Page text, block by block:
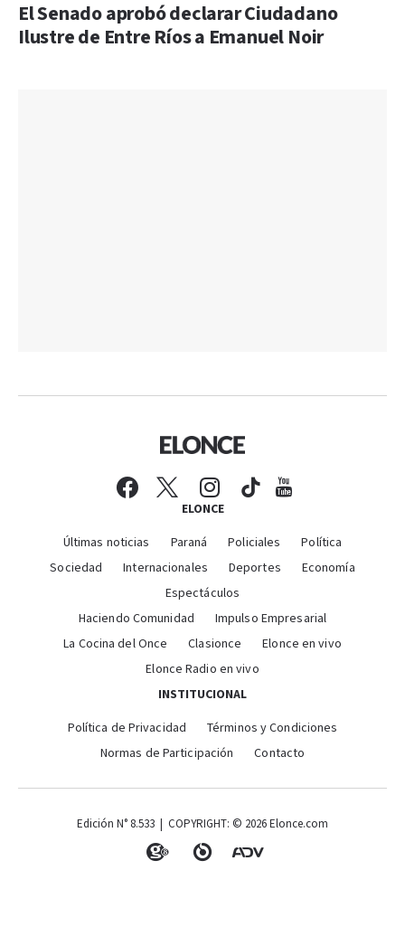
El Senado aprobó declarar Ciudadano
Ilustre de Entre Ríos a Emanuel Noir
ELONCE
Últimas noticias Paraná Policiales
Política
Sociedad
Internacionales Deportes
Economía
Espectáculos
Haciendo Comunidad
Impulso Empresarial
La Cocina del Once
Clasionce
Elonce en vivo
Elonce Radio en vivo
INSTITUCIONAL
Política de Privacidad
Términos y Condiciones
Normas de Participación
Contacto
Edición N° 8.533 | COPYRIGHT: © 2026 Elonce.com